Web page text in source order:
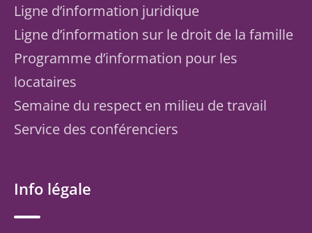
Ligne d’information juridique
Ligne d’information sur le droit de la famille
Programme d’information pour les
locataires
Semaine du respect en milieu de travail
Service des conférenciers
Info légale